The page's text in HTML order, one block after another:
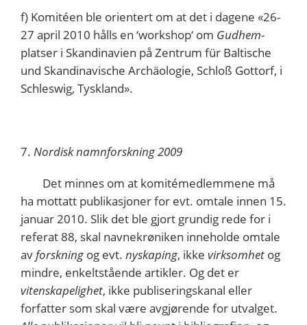
f) Komitéen ble orientert om at det i dagene «26-
27 april 2010 hålls en ‘workshop‘ om Gudhem-
platser i Skandinavien på Zentrum für Baltische
und Skandinavische Archäologie, Schloß Gottorf, i
Schleswig, Tyskland».
7. Nordisk namnforskning 2009
Det minnes om at komitémedlemmene må
ha mottatt publikasjoner for evt. omtale innen 15.
januar 2010. Slik det ble gjort grundig rede for i
referat 88, skal navnekrøniken inneholde omtale
av forskning og evt. nyskaping, ikke virksomhet og
mindre, enkeltstående artikler. Og det er
vitenskapelighet, ikke publiseringskanal eller
forfatter som skal være avgjørende for utvalget.